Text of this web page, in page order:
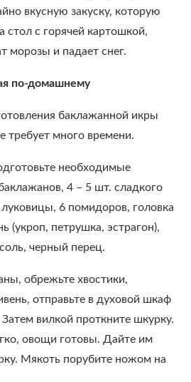
вкусную закуску, которую
стол с горячей картошкой,
морозы и падает снег.
по-домашнему
баклажанной икры
требует много времени.
необходимые
4 – 5 шт. сладкого
6 помидоров, головка
(укроп, петрушка, эстрагон),
черный перец.
обрежьте хвостики,
отправьте в духовой шкаф
Затем вилкой проткните шкурку.
овощи готовы. Дайте им
Мякоть порубите ножом на